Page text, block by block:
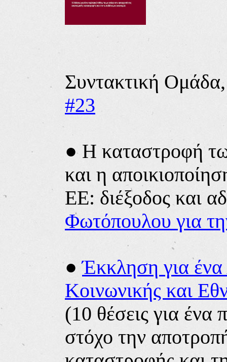
Συντακτική
#23
● Η καταστροφή
και η
ΕΕ: διέξοδος και
Φωτόπουλου για
●Έκκληση για
Κοινωνικής και
(10 θέσεις για ένα
στόχο την